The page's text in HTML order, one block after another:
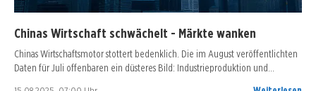
Chinas Wirtschaft schwächelt - Märkte wanken
Chinas Wirtschaftsmotor stottert bedenklich. Die im August veröffentlichten
Daten für Juli offenbaren ein düsteres Bild: Industrieproduktion und…